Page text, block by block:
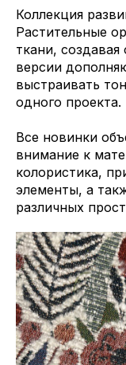
Коллекция
Растительные
ткани,
версии
выстраивать
одного проекта.
Все новинки
внимание к
колористика,
элементы, а
различных